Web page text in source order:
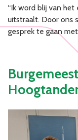
“Ik word blij van
uitstraalt. Door ons
gesprek te gaan